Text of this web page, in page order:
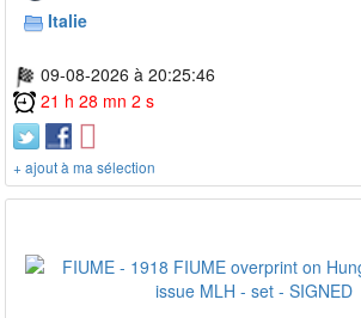
Italie
09-08-2026 à 20:25:46
21 h 28 mn 2 s
+ ajout à ma sélection